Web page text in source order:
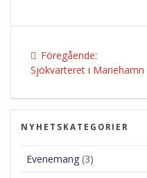
Föregående:
inlägg:
Sjökvarteret i Mariehamn
NYHETSKATEGORIER
Evenemang (3)